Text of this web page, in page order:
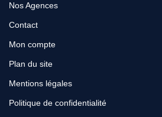
Nos Agences
Contact
Mon compte
Plan du site
Mentions légales
Politique de confidentialité